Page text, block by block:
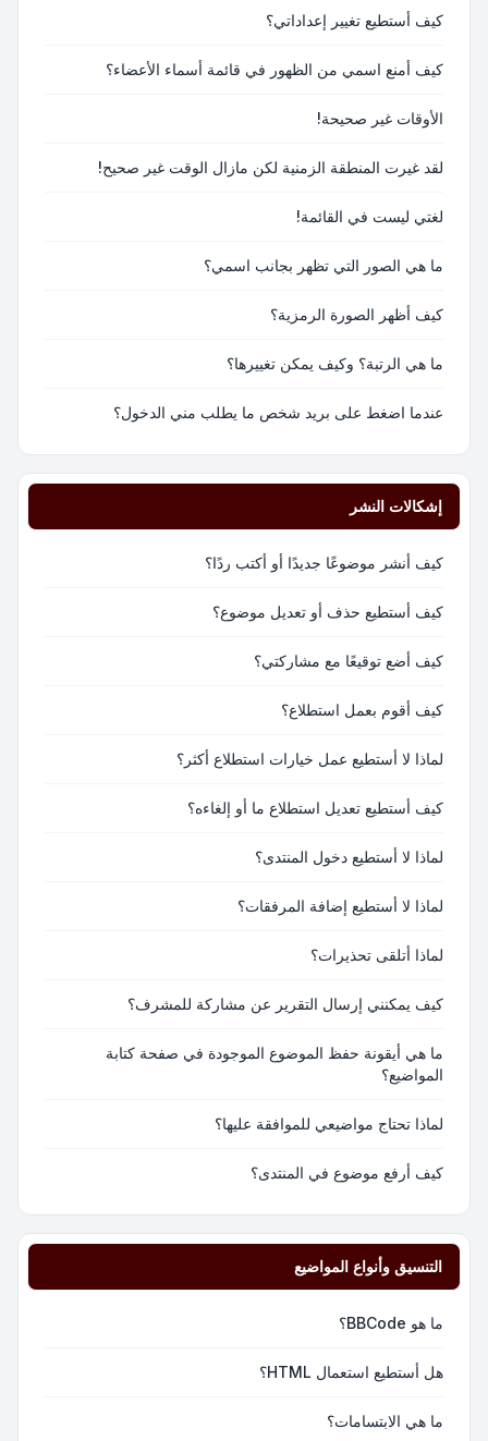
كيف أستطيع تغيير إعداداتي؟
كيف أمنع اسمي من الظهور في قائمة أسماء الأعضاء؟
الأوقات غير صحيحة!
لقد غيرت المنطقة الزمنية لكن مازال الوقت غير صحيح!
لغتي ليست في القائمة!
ما هي الصور التي تظهر بجانب اسمي؟
كيف أظهر الصورة الرمزية؟
ما هي الرتبة؟ وكيف يمكن تغييرها؟
عندما اضغط على بريد شخص ما يطلب مني الدخول؟
إشكالات النشر
كيف أنشر موضوعًا جديدًا أو أكتب ردًا؟
كيف أستطيع حذف أو تعديل موضوع؟
كيف أضع توقيعًا مع مشاركتي؟
كيف أقوم بعمل استطلاع؟
لماذا لا أستطيع عمل خيارات استطلاع أكثر؟
كيف أستطيع تعديل استطلاع ما أو إلغاءه؟
لماذا لا أستطيع دخول المنتدى؟
لماذا لا أستطيع إضافة المرفقات؟
لماذا أتلقى تحذيرات؟
كيف يمكنني إرسال التقرير عن مشاركة للمشرف؟
ما هي أيقونة حفظ الموضوع الموجودة في صفحة كتابة
المواضيع؟
لماذا تحتاج مواضيعي للموافقة عليها؟
كيف أرفع موضوع في المنتدى؟
التنسيق وأنواع المواضيع
ما هو BBCode؟
هل أستطيع استعمال HTML؟
ما هي الابتسامات؟